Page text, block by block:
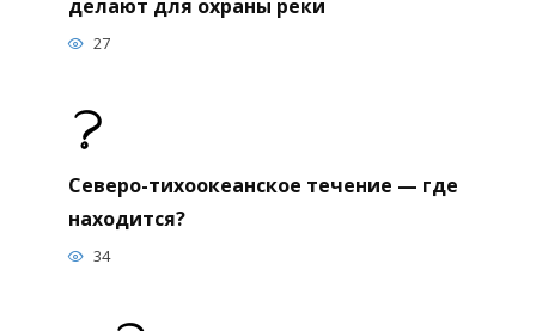
делают для охраны реки
27
Северо-тихоокеанское течение — где
находится?
34